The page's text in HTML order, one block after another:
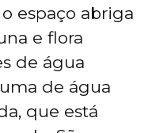
espaço abriga
e flora
de água
de água
que está